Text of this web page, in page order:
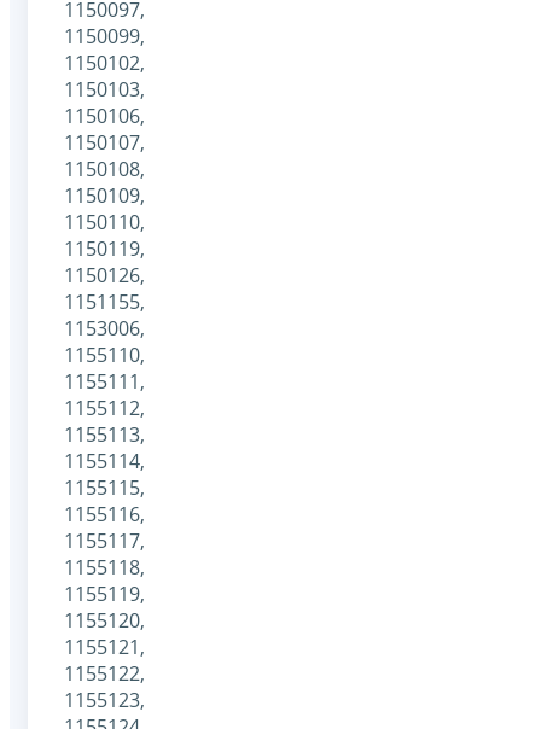
1150097,
1150099,
1150102,
1150103,
1150106,
1150107,
1150108,
1150109,
1150110,
1150119,
1150126,
1151155,
1153006,
1155110,
1155111,
1155112,
1155113,
1155114,
1155115,
1155116,
1155117,
1155118,
1155119,
1155120,
1155121,
1155122,
1155123,